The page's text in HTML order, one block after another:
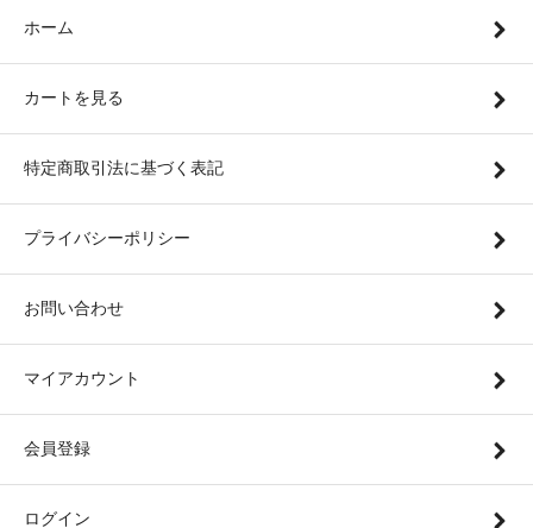
ホーム
カートを見る
特定商取引法に基づく表記
プライバシーポリシー
お問い合わせ
マイアカウント
会員登録
ログイン